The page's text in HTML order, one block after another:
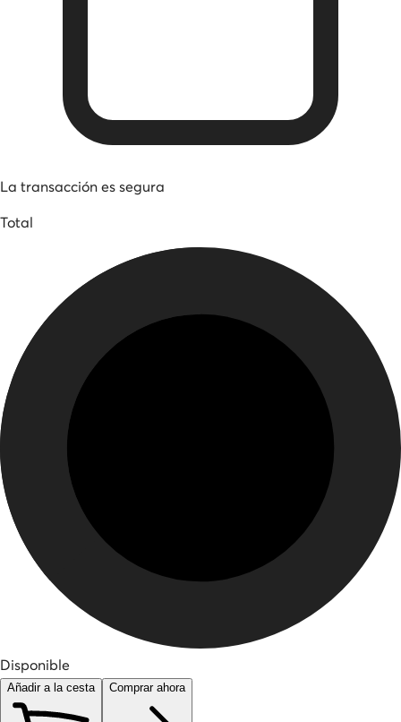
La transacción es segura
Total
Disponible
Añadir a la cesta Comprar ahora